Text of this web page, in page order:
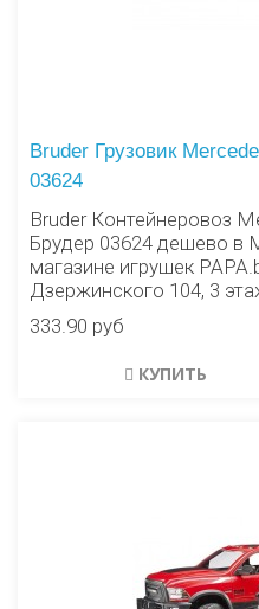
Bruder Грузовик
03624
Bruder Контейнеровоз
Брудер 03624 дешево в
магазине игрушек
Дзержинского 104, 3
333.90 руб
КУПИТЬ